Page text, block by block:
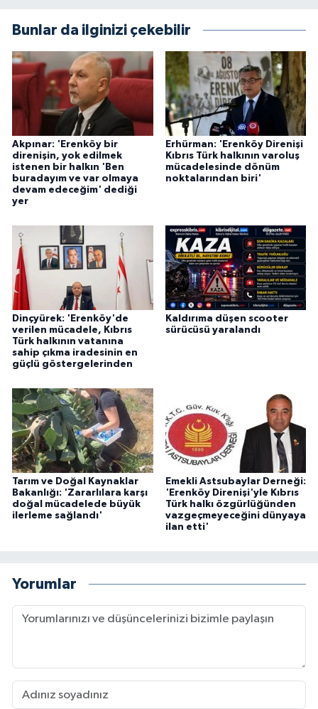
Bunlar da ilginizi çekebilir
Akpınar: 'Erenköy bir
direnişin, yok edilmek
istenen bir halkın 'Ben
buradayım ve var olmaya
devam edeceğim' dediği
yer
Erhürman: 'Erenköy Direnişi
Kıbrıs Türk halkının varoluş
mücadelesinde dönüm
noktalarından biri'
Dinçyürek: 'Erenköy'de
verilen mücadele, Kıbrıs
Türk halkının vatanına
sahip çıkma iradesinin en
güçlü göstergelerinden
Kaldırıma düşen scooter
sürücüsü yaralandı
Tarım ve Doğal Kaynaklar
Bakanlığı: 'Zararlılara karşı
doğal mücadelede büyük
ilerleme sağlandı'
Emekli Astsubaylar Derneği:
'Erenköy Direnişi'yle Kıbrıs
Türk halkı özgürlüğünden
vazgeçmeyeceğini dünyaya
ilan etti'
Yorumlar